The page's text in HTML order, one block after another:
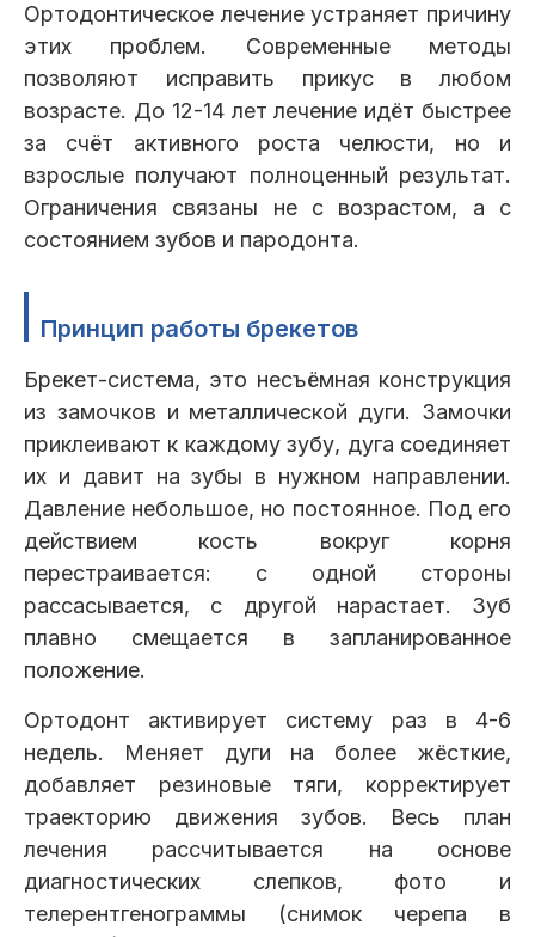
Ортодонтическое лечение устраняет причину
этих проблем. Современные методы
позволяют исправить прикус в любом
возрасте. До 12-14 лет лечение идёт быстрее
за счёт активного роста челюсти, но и
взрослые получают полноценный результат.
Ограничения связаны не с возрастом, а с
состоянием зубов и пародонта.
Принцип работы брекетов
Брекет-система, это несъёмная конструкция
из замочков и металлической дуги. Замочки
приклеивают к каждому зубу, дуга соединяет
их и давит на зубы в нужном направлении.
Давление небольшое, но постоянное. Под его
действием кость вокруг корня
перестраивается: с одной стороны
рассасывается, с другой нарастает. Зуб
плавно смещается в запланированное
положение.
Ортодонт активирует систему раз в 4-6
недель. Меняет дуги на более жёсткие,
добавляет резиновые тяги, корректирует
траекторию движения зубов. Весь план
лечения рассчитывается на основе
диагностических слепков, фото и
телерентгенограммы (снимок черепа в